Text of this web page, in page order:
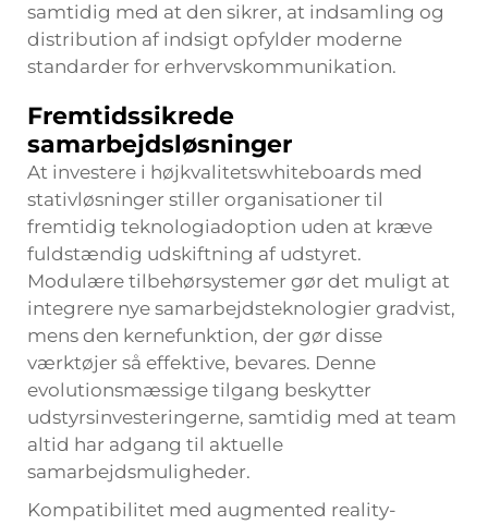
samtidig med at den sikrer, at indsamling og
distribution af indsigt opfylder moderne
standarder for erhvervskommunikation.
Fremtidssikrede
samarbejdsløsninger
At investere i højkvalitetswhiteboards med
stativløsninger stiller organisationer til
fremtidig teknologiadoption uden at kræve
fuldstændig udskiftning af udstyret.
Modulære tilbehørsystemer gør det muligt at
integrere nye samarbejdsteknologier gradvist,
mens den kernefunktion, der gør disse
værktøjer så effektive, bevares. Denne
evolutionsmæssige tilgang beskytter
udstyrsinvesteringerne, samtidig med at team
altid har adgang til aktuelle
samarbejdsmuligheder.
Kompatibilitet med augmented reality-